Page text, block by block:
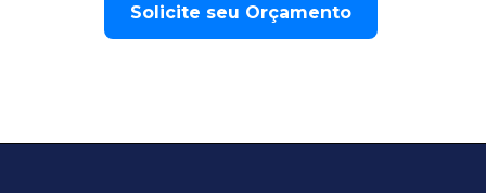
Solicite seu Orçamento